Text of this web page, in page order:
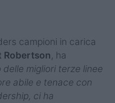
campioni in carica
Robertson, ha
delle migliori terze linee
abile e tenace con
ci ha